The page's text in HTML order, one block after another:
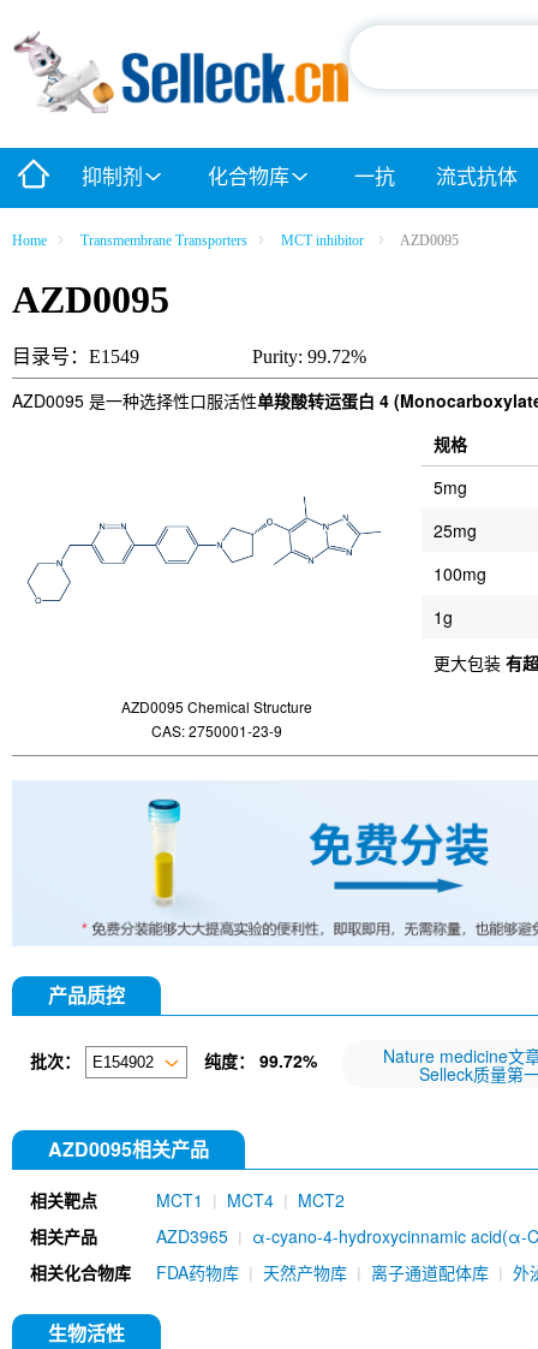
抑制剂 化合物库 一抗 流式抗体
Home Transmembrane Transporters MCT inhibitor AZD0095
AZD0095
目录号：E1549 Purity: 99.72%
AZD0095 是一种选择性口服活性单羧酸转运蛋白 4
AZD0095 Chemical Structure
CAS: 2750001-23-9
规格
5mg
25mg
100mg
1g
更大包装 有
产品质控
批次： 纯度： 99.72% Nature medicine文
Selleck质量第
AZD0095相关产品
相关靶点 MCT1 MCT4
MCT2
相关产品
AZD3965
α-cyano-4-hydroxycinnamic acid(α-
相关化合物库
FDA药物库 天然产物库 离子通道配体库 外
生物活性